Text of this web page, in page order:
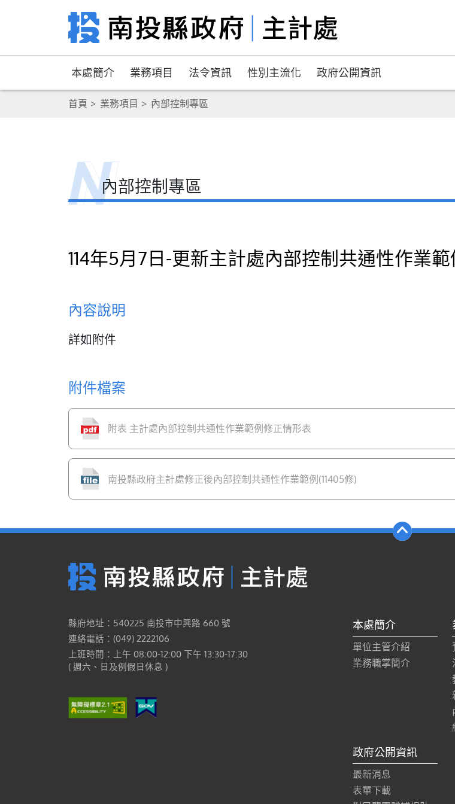
本處簡介 業務項目 法令資訊 性別主流化 政府公開資訊
首頁 業務項目 內部控制專區
內部控制專區
114年5月7日-更新主計處內部控制共通性作業範
內容說明
詳如附件
附件檔案
附表 主計處內部控制共通性作業範例修正情形表
南投縣政府主計處修正後內部控制共通性作業範例(11405修)
縣府地址：540225 南投市中興路 660 號
連絡電話：(049) 2222106
上班時間：上午 08:00-12:00 下午 13:30-17:30
( 週六、日及例假日休息 )
本處簡介
單位主管介紹
業務職掌簡介
政府公開資訊
最新消息
表單下載